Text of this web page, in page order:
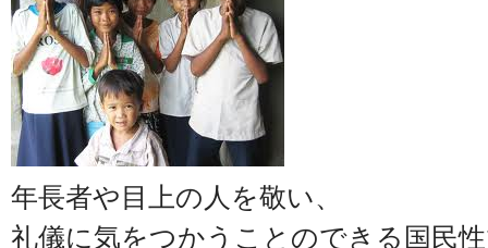
年長者や目上の人を敬い、
礼儀に気をつかうことのできる国民